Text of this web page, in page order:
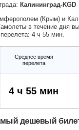
Калининград-KGD
(Крым) и
в течение дня
4 ч 55 мин.
Среднее время
перелета
4 ч 55 мин
дешевый